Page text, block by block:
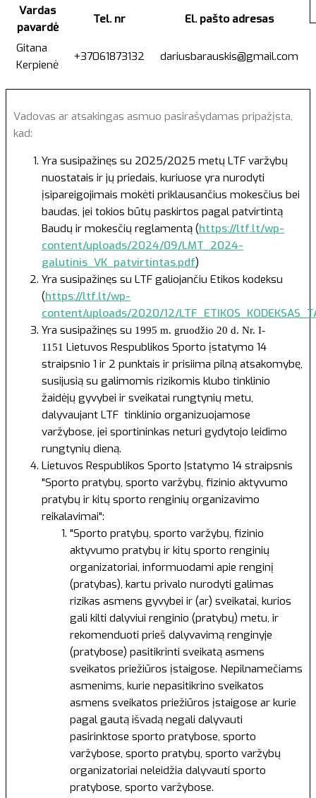
Vardas
pavardė
Tel. nr El. pašto adresas
Gitana
Kerpienė
+37061873132 dariusbarauskis@gmail.com
Vadovas ar atsakingas asmuo pasirašydamas pripažįsta,
kad:
Yra susipažinęs su 2025/2025 metų LTF varžybų
nuostatais ir jų priedais, kuriuose yra nurodyti
įsipareigojimais mokėti priklausančius mokesčius bei
baudas, jei tokios būtų paskirtos pagal patvirtintą
Baudų ir mokesčių reglamentą (https://ltf.lt/wp-
content/uploads/2024/09/LMT_2024-
galutinis_VK_patvirtintas.pdf)
Yra susipažinęs su LTF galiojančiu Etikos kodeksu
(https://ltf.lt/wp-
content/uploads/2020/12/
Yra susipažinęs su 1995 m. gruodžio 20 d. Nr. I-
1151 Lietuvos Respublikos Sporto įstatymo 14
straipsnio 1 ir 2 punktais ir prisiima pilną atsakomybę,
susijusią su galimomis rizikomis klubo tinklinio
žaidėjų gyvybei ir sveikatai rungtynių metu,
dalyvaujant LTF tinklinio organizuojamose
varžybose, jei sportininkas neturi gydytojo leidimo
rungtynių dieną.
Lietuvos Respublikos Sporto Įstatymo 14 straipsnis
"Sporto pratybų, sporto varžybų, fizinio aktyvumo
pratybų ir kitų sporto renginių organizavimo
reikalavimai":
"Sporto pratybų, sporto varžybų, fizinio
aktyvumo pratybų ir kitų sporto renginių
organizatoriai, informuodami apie renginį
(pratybas), kartu privalo nurodyti galimas
rizikas asmens gyvybei ir (ar) sveikatai, kurios
gali kilti dalyviui renginio (pratybų) metu, ir
rekomenduoti prieš dalyvavimą renginyje
(pratybose) pasitikrinti sveikatą asmens
sveikatos priežiūros įstaigose. Nepilnamečiams
asmenims, kurie nepasitikrino sveikatos
asmens sveikatos priežiūros įstaigose ar kurie
pagal gautą išvadą negali dalyvauti
pasirinktose sporto pratybose, sporto
varžybose, sporto pratybų, sporto varžybų
organizatoriai neleidžia dalyvauti sporto
pratybose, sporto varžybose.